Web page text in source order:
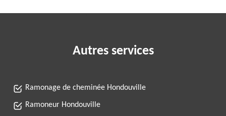
Autres services
Ramonage de cheminée Hondouville
Ramoneur Hondouville